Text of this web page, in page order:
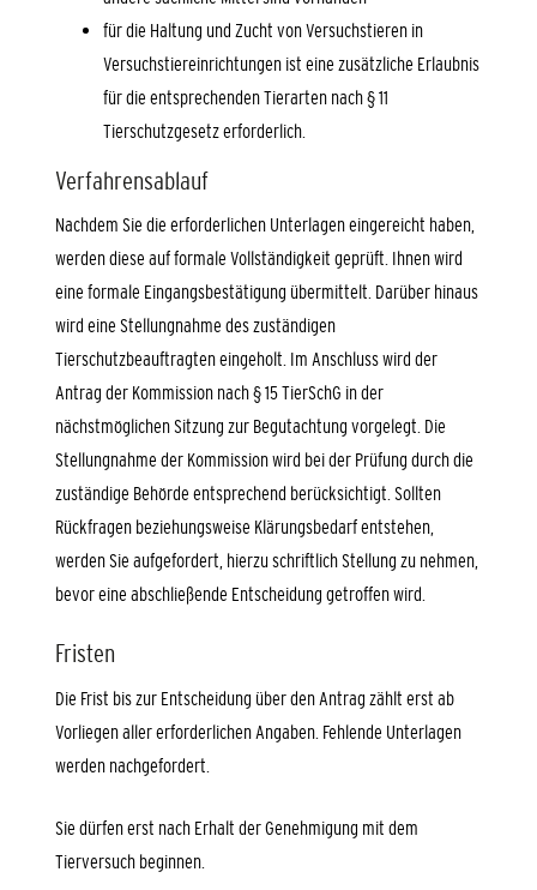
für die Haltung und Zucht von Versuchstieren in
Versuchstiereinrichtungen ist eine zusätzliche Erlaubnis
für die entsprechenden Tierarten nach § 11
Tierschutzgesetz erforderlich.
Verfahrensablauf
Nachdem Sie die erforderlichen Unterlagen eingereicht haben,
werden diese auf formale Vollständigkeit geprüft. Ihnen wird
eine formale Eingangsbestätigung übermittelt. Darüber hinaus
wird eine Stellungnahme des zuständigen
Tierschutzbeauftragten eingeholt. Im Anschluss wird der
Antrag der Kommission nach § 15 TierSchG in der
nächstmöglichen Sitzung zur Begutachtung vorgelegt. Die
Stellungnahme der Kommission wird bei der Prüfung durch die
zuständige Behörde entsprechend berücksichtigt. Sollten
Rückfragen beziehungsweise Klärungsbedarf entstehen,
werden Sie aufgefordert, hierzu schriftlich Stellung zu nehmen,
bevor eine abschließende Entscheidung getroffen wird.
Fristen
Die Frist bis zur Entscheidung über den Antrag zählt erst ab
Vorliegen aller erforderlichen Angaben. Fehlende Unterlagen
werden nachgefordert.
Sie dürfen erst nach Erhalt der Genehmigung mit dem
Tierversuch beginnen.